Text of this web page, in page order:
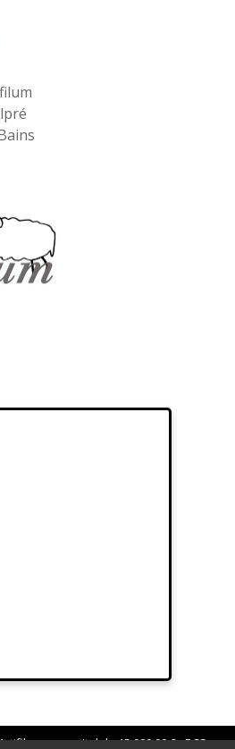
au capital de 15.000,00 € - RCS